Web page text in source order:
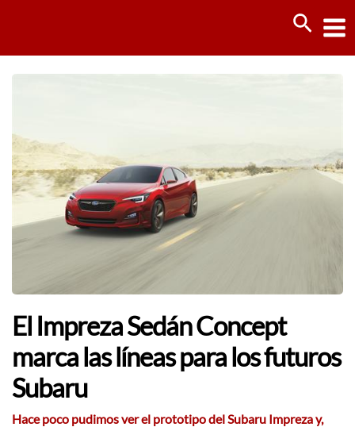
El Impreza Sedán Concept
marca las líneas para los futuros
Subaru
Hace poco pudimos ver el prototipo del Subaru Impreza y,